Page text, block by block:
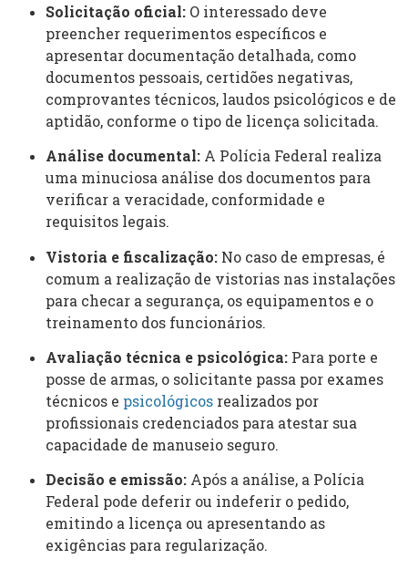
Solicitação oficial: O interessado deve
preencher requerimentos específicos e
apresentar documentação detalhada, como
documentos pessoais, certidões negativas,
comprovantes técnicos, laudos psicológicos e de
aptidão, conforme o tipo de licença solicitada.
Análise documental: A Polícia Federal realiza
uma minuciosa análise dos documentos para
verificar a veracidade, conformidade e
requisitos legais.
Vistoria e fiscalização: No caso de empresas, é
comum a realização de vistorias nas instalações
para checar a segurança, os equipamentos e o
treinamento dos funcionários.
Avaliação técnica e psicológica: Para porte e
posse de armas, o solicitante passa por exames
técnicos e psicológicos realizados por
profissionais credenciados para atestar sua
capacidade de manuseio seguro.
Decisão e emissão: Após a análise, a Polícia
Federal pode deferir ou indeferir o pedido,
emitindo a licença ou apresentando as
exigências para regularização.